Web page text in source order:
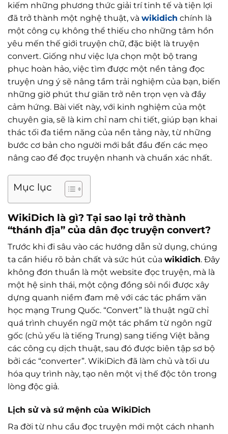
kiếm những phương thức giải trí tinh tế và tiện lợi
đã trở thành một nghệ thuật, và wikidich chính là
một công cụ không thể thiếu cho những tâm hồn
yêu mến thế giới truyện chữ, đặc biệt là truyện
convert. Giống như việc lựa chọn một bộ trang
phục hoàn hảo, việc tìm được một nền tảng đọc
truyện ưng ý sẽ nâng tầm trải nghiệm của bạn, biến
những giờ phút thư giãn trở nên trọn vẹn và đầy
cảm hứng. Bài viết này, với kinh nghiệm của một
chuyên gia, sẽ là kim chỉ nam chi tiết, giúp bạn khai
thác tối đa tiềm năng của nền tảng này, từ những
bước cơ bản cho người mới bắt đầu đến các mẹo
nâng cao để đọc truyện nhanh và chuẩn xác nhất.
Mục lục
WikiDich là gì? Tại sao lại trở thành
“thánh địa” của dân đọc truyện convert?
Trước khi đi sâu vào các hướng dẫn sử dụng, chúng
ta cần hiểu rõ bản chất và sức hút của wikidich. Đây
không đơn thuần là một website đọc truyện, mà là
một hệ sinh thái, một cộng đồng sôi nổi được xây
dựng quanh niềm đam mê với các tác phẩm văn
học mạng Trung Quốc. “Convert” là thuật ngữ chỉ
quá trình chuyển ngữ một tác phẩm từ ngôn ngữ
gốc (chủ yếu là tiếng Trung) sang tiếng Việt bằng
các công cụ dịch thuật, sau đó được biên tập sơ bộ
bởi các “converter”. WikiDich đã làm chủ và tối ưu
hóa quy trình này, tạo nên một vị thế độc tôn trong
lòng độc giả.
Lịch sử và sứ mệnh của WikiDich
Ra đời từ nhu cầu đọc truyện mới một cách nhanh